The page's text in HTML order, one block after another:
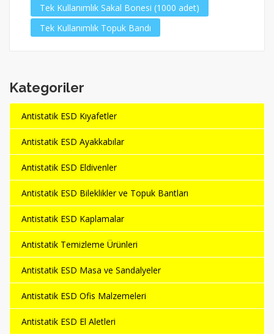
Tek Kullanımlık Sakal Bonesi (1000 adet)
Tek Kullanımlık Topuk Bandı
Kategoriler
Antistatik ESD Kıyafetler
Antistatik ESD Ayakkabılar
Antistatik ESD Eldivenler
Antistatik ESD Bileklikler ve Topuk Bantları
Antistatik ESD Kaplamalar
Antistatik Temizleme Ürünleri
Antistatik ESD Masa ve Sandalyeler
Antistatik ESD Ofis Malzemeleri
Antistatik ESD El Aletleri